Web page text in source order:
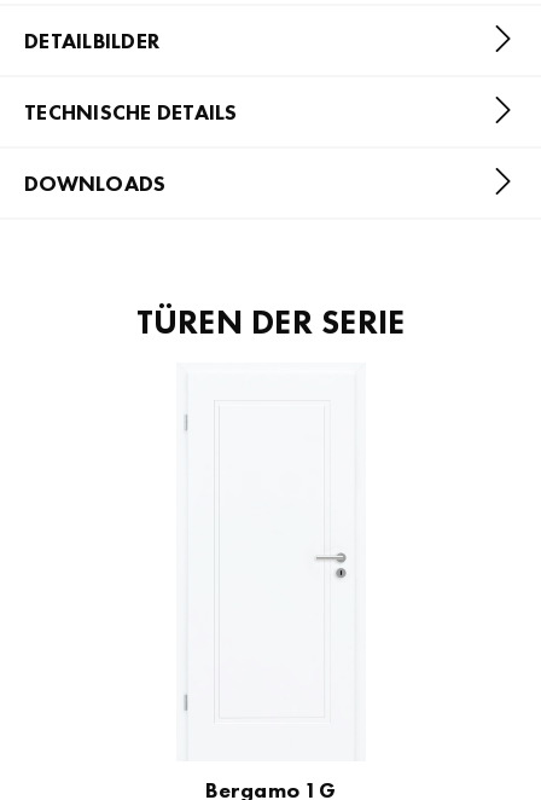
DETAILBILDER
TECHNISCHE DETAILS
DOWNLOADS
TÜREN DER SERIE
Bergamo 1G